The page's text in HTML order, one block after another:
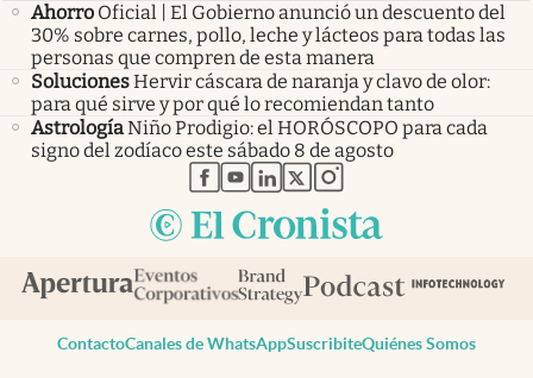
Ahorro Oficial | El Gobierno anunció un descuento del
30% sobre carnes, pollo, leche y lácteos para todas las
personas que compren de esta manera
SolucionesHervir cáscara de naranja y clavo de olor:
para qué sirve y por qué lo recomiendan tanto
AstrologíaNiño Prodigio: el HORÓSCOPO para cada
signo del zodíaco este sábado 8 de agosto
abre en nueva pestaña
abre en nueva pestaña
abre en nueva pestaña
abre en nueva pestaña
abre en nueva pestaña
ContactoCanales de WhatsAppSuscribiteQuiénes Somos